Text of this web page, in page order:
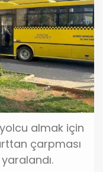
almak için
çarpması